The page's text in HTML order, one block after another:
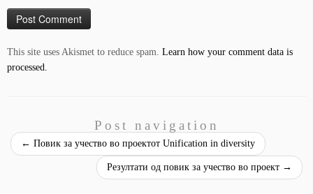
This site uses Akismet to reduce spam. Learn how your comment data is
processed.
Post navigation
← Повик за учество во проектот Unification in diversity
Резултати од повик за учество во проект →